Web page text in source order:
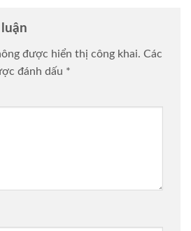
được hiển thị công khai. Các
đánh dấu *